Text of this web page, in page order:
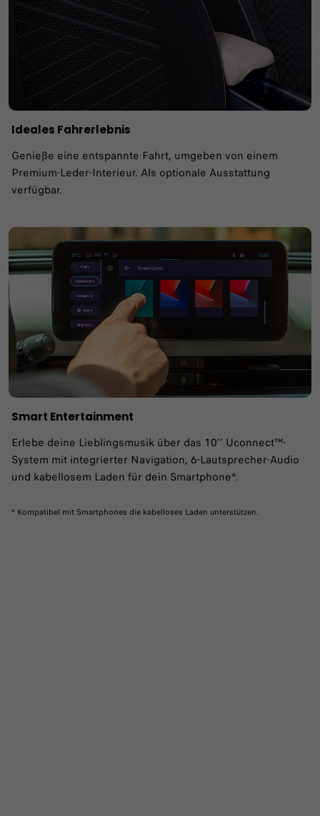
Ideales Fahrerlebnis
Genieße eine entspannte Fahrt, umgeben von einem
Premium-Leder-Interieur. Als optionale Ausstattung
verfügbar.
Smart Entertainment​
Erlebe deine Lieblingsmusik über das 10’’ Uconnect™-
System mit integrierter Navigation, 6-Lautsprecher-Audio
und kabellosem Laden für dein Smartphone*.
* Kompatibel mit Smartphones die kabelloses Laden unterstützen.